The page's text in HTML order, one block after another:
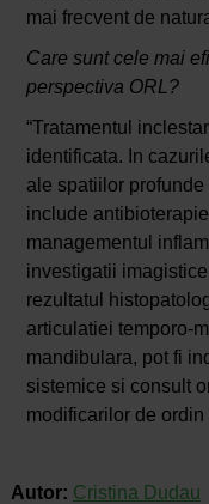
mai frecvent de
Care sunt cele mai
perspectiva ORL?
“Tratamentul
identificata. In
ale spatiilor
include
managementul
investigatii
rezultatul
articulatiei temporo-
mandibulara, pot fi
sistemice si consult
modificarilor de ordin
Autor: Cristina Dudau